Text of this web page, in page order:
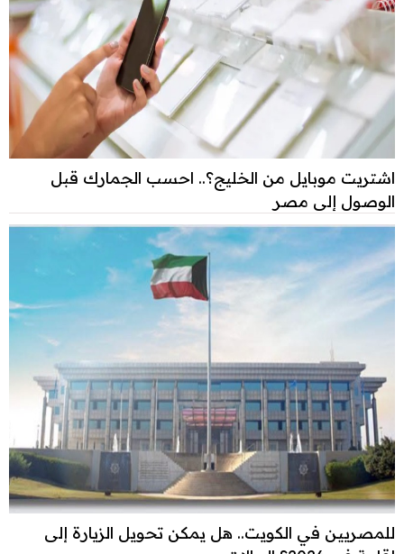
اشتريت موبايل من الخليج؟.. احسب الجمارك قبل
الوصول إلى مصر
للمصريين في الكويت.. هل يمكن تحويل الزيارة إلى